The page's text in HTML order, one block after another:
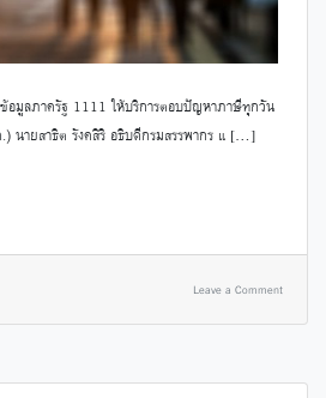
อมูลภาครัฐ 1111 ให้บริการตอบปัญหาภาษีทุกวัน
นายสาธิต รังคสิริ อธิบดีกรมสรรพากร แ […]
Leave a Comment